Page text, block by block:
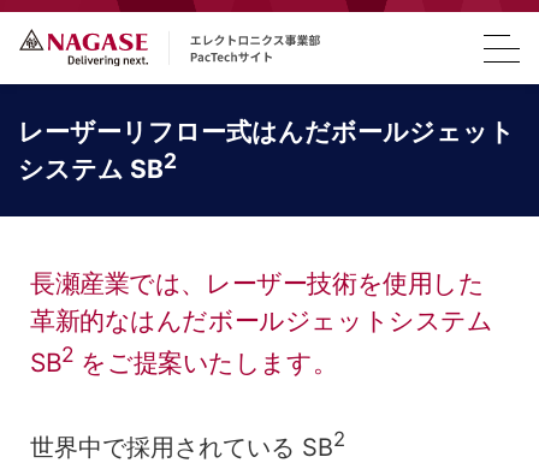
レーザーリフロー式はんだボールジェット
システム SB2
長瀬産業では、レーザー技術を使用した
革新的なはんだボールジェットシステム
SB2 をご提案いたします。
世界中で採用されている SB2